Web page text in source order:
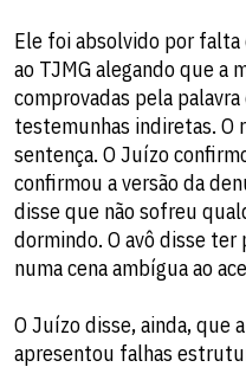
Ele foi absolvido por falta
ao TJMG alegando que a
comprovadas pela
testemunhas indiretas. O
sentença. O Juízo
confirmou a versão da
disse que não sofreu
dormindo. O avô disse
numa cena ambígua ao
O Juízo disse, ainda, que
apresentou falhas